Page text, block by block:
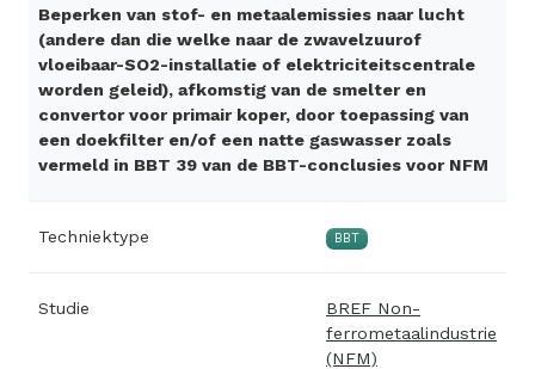
Beperken van stof- en metaalemissies naar lucht
(andere dan die welke naar de zwavelzuurof
vloeibaar-SO2-installatie of elektriciteitscentrale
worden geleid), afkomstig van de smelter en
convertor voor primair koper, door toepassing van
een doekfilter en/of een natte gaswasser zoals
vermeld in BBT 39 van de BBT-conclusies voor NFM
Techniektype BBT
Studie
BREF Non-
ferrometaalindustrie
(NFM)